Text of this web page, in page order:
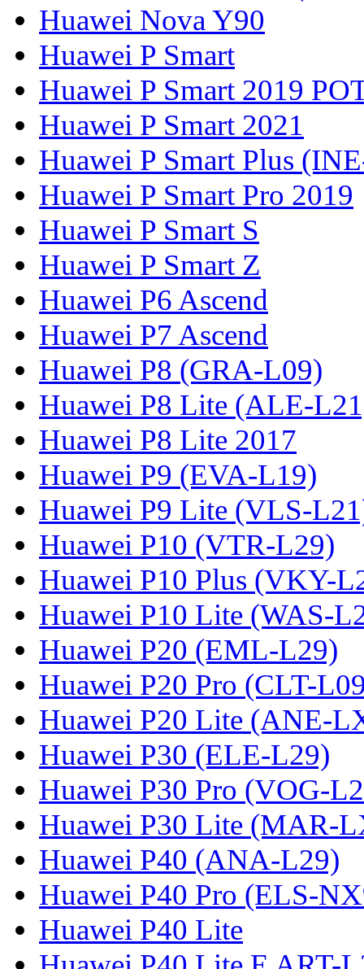
Huawei Nova Y90
Huawei P Smart
Huawei P Smart 2019
Huawei P Smart 2021
Huawei P Smart Plus
Huawei P Smart Pro 2019
Huawei P Smart S
Huawei P Smart Z
Huawei P6 Ascend
Huawei P7 Ascend
Huawei P8 (GRA-L09)
Huawei P8 Lite (ALE-
Huawei P8 Lite 2017
Huawei P9 (EVA-L19)
Huawei P9 Lite (VLS-
Huawei P10 (VTR-L29)
Huawei P10 Plus (VKY-
Huawei P10 Lite (WAS-
Huawei P20 (EML-L29)
Huawei P20 Pro (CLT-
Huawei P20 Lite (ANE-
Huawei P30 (ELE-L29)
Huawei P30 Pro (VOG-
Huawei P30 Lite (MAR-
Huawei P40 (ANA-L29)
Huawei P40 Pro (ELS-
Huawei P40 Lite